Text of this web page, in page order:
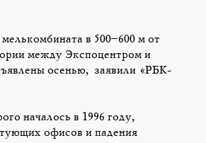
в 500–600 м от
между Экспоцентром и
осенью, заявили «РБК-
началось в 1996 году,
офисов и падения